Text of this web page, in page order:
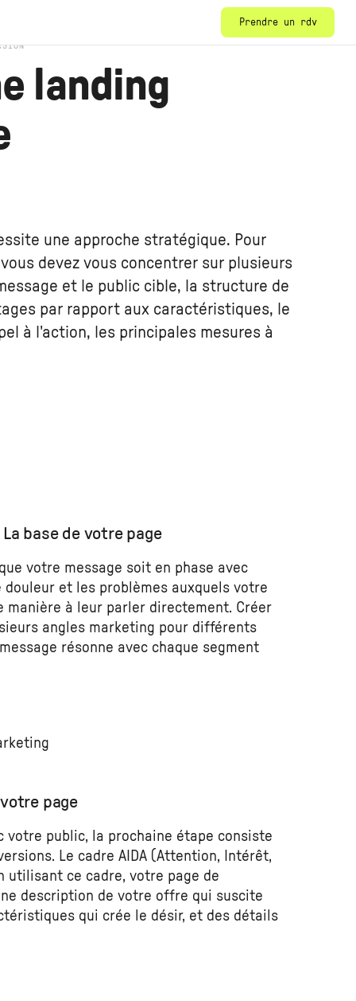
Prendre un rdv
landing
une approche stratégique. Pour
devez vous concentrer sur plusieurs
et le public cible, la structure de
par rapport aux caractéristiques, le
à l'action, les principales mesures à
base de votre page
votre message soit en phase avec
et les problèmes auxquels votre
à leur parler directement. Créer
angles marketing pour différents
résonne avec chaque segment
page
votre public, la prochaine étape consiste
Le cadre AIDA (Attention, Intérêt,
utilisant ce cadre, votre page de
description de votre offre qui suscite
qui crée le désir, et des détails